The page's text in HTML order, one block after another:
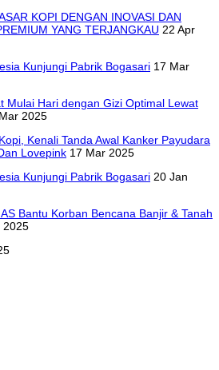
KOPI DENGAN INOVASI DAN
YANG TERJANGKAU 22 Apr
Kunjungi Pabrik Bogasari 17 Mar
Mulai Hari dengan Gizi Optimal Lewat
2025
Kenali Tanda Awal Kanker Payudara
Lovepink 17 Mar 2025
Kunjungi Pabrik Bogasari 20 Jan
Bantu Korban Bencana Banjir & Tanah
2025